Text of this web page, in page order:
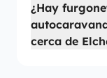
¿Hay
cerca de